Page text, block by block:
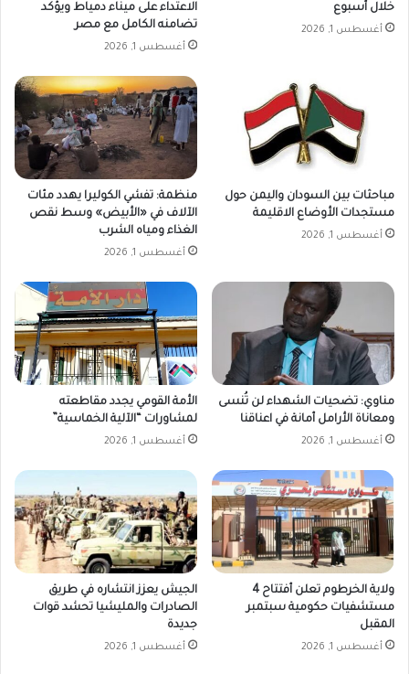
خلال أسبوع
أغسطس 1, 2026
الاعتداء على ميناء دمياط ويؤكد
تضامنه الكامل مع مصر
أغسطس 1, 2026
مباحثات بين السودان واليمن حول
مستجدات الأوضاع الاقليمة
أغسطس 1, 2026
منظمة: تفشي الكوليرا يهدد مئات
الآلاف في «الأبيض» وسط نقص
الغذاء ومياه الشرب
أغسطس 1, 2026
مناوي: تضحيات الشهداء لن تُنسى
ومعاناة الأرامل أمانة في اعناقنا
أغسطس 1, 2026
الأمة القومي يجدد مقاطعته
لمشاورات “الآلية الخماسية”
أغسطس 1, 2026
ولاية الخرطوم تعلن أفتتاح 4
مستشفيات حكومية سبتمبر
المقبل
أغسطس 1, 2026
الجيش يعزز انتشاره في طريق
الصادرات والمليشيا تحشد قوات
جديدة
أغسطس 1, 2026